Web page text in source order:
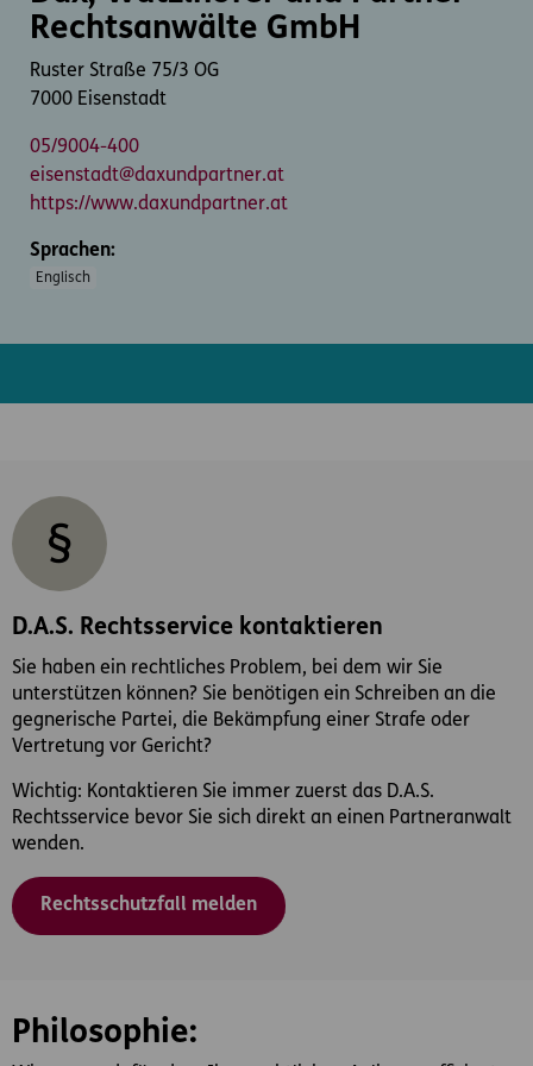
Rechtsanwälte GmbH
Ruster Straße 75/3 OG
7000 Eisenstadt
05/9004-400
eisenstadt@daxundpartner.at
https://www.daxundpartner.at
Sprachen:
Englisch
D.A.S. Rechtsservice kontaktieren
Sie haben ein rechtliches Problem, bei dem wir Sie
unterstützen können? Sie benötigen ein Schreiben an die
gegnerische Partei, die Bekämpfung einer Strafe oder
Vertretung vor Gericht?
Wichtig: Kontaktieren Sie immer zuerst das D.A.S.
Rechtsservice bevor Sie sich direkt an einen Partneranwalt
wenden.
Rechtsschutzfall melden
Philosophie: